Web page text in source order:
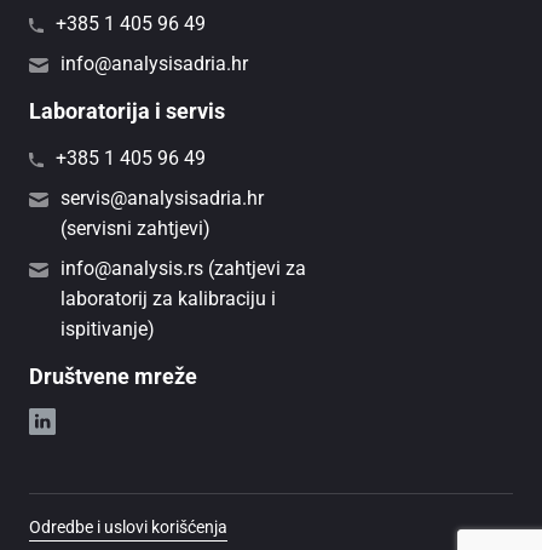
+385 1 405 96 49
info@analysisadria.hr
Laboratorija i servis
+385 1 405 96 49
servis@analysisadria.hr
(servisni zahtjevi)
info@analysis.rs (zahtjevi za
laboratorij za kalibraciju i
ispitivanje)
Društvene mreže
Odredbe i uslovi korišćenja